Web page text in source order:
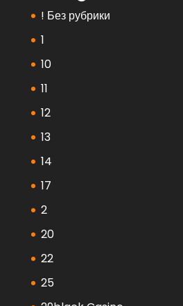
! Без рубрики
1
10
11
12
13
14
17
2
20
22
25